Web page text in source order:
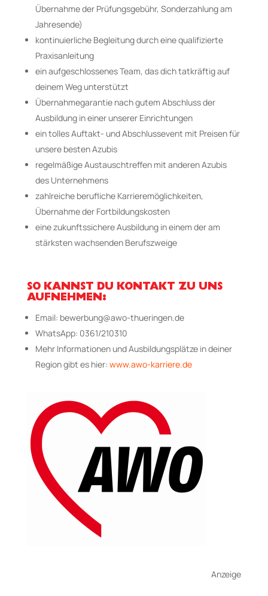
Übernahme der Prüfungsgebühr, Sonderzahlung am
Jahresende)
kontinuierliche Begleitung durch eine qualifizierte
Praxisanleitung
ein aufgeschlossenes Team, das dich tatkräftig auf
deinem Weg unterstützt
Übernahmegarantie nach gutem Abschluss der
Ausbildung in einer unserer Einrichtungen
ein tolles Auftakt- und Abschlussevent mit Preisen für
unsere besten Azubis
regelmäßige Austauschtreffen mit anderen Azubis
des Unternehmens
zahlreiche berufliche Karrieremöglichkeiten,
Übernahme der Fortbildungskosten
eine zukunftssichere Ausbildung in einem der am
stärksten wachsenden Berufszweige
SO KANNST DU KONTAKT ZU UNS
AUFNEHMEN:
Email: bewerbung@awo-thueringen.de
WhatsApp: 0361/210310
Mehr Informationen und Ausbildungsplätze in deiner
Region gibt es hier: www.awo-karriere.de
Anzeige